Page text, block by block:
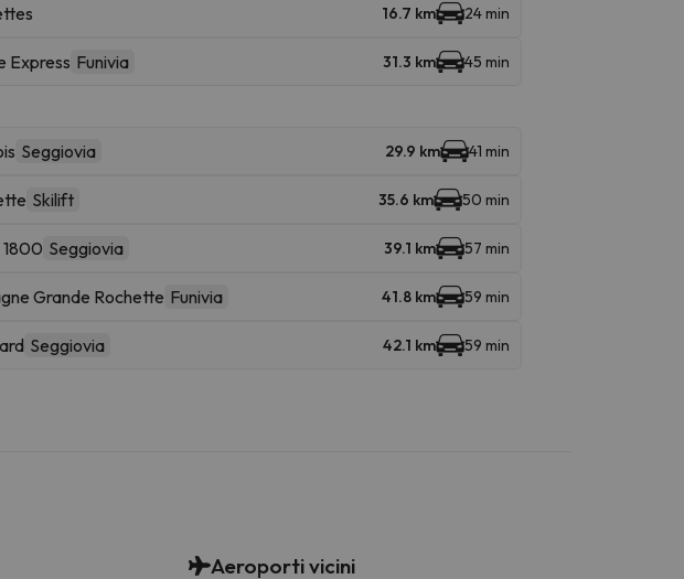
16.7 km 24 min
Express Funivia 31.3 km 45 min
Seggiovia 29.9 km 41 min
Skilift 35.6 km 50 min
1800 Seggiovia 39.1 km 57 min
Grande Rochette Funivia 41.8 km 59 min
Seggiovia 42.1 km 59 min
Aeroporti vicini